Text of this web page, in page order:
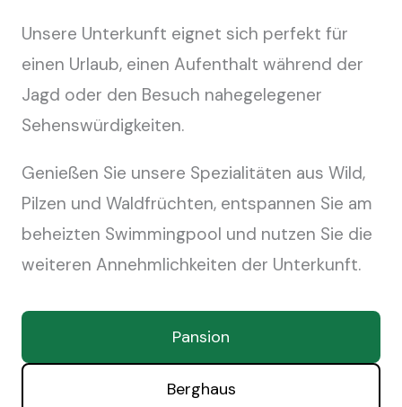
Unsere Unterkunft eignet sich perfekt für
einen Urlaub, einen Aufenthalt während der
Jagd oder den Besuch nahegelegener
Sehenswürdigkeiten.
Genießen Sie unsere Spezialitäten aus Wild,
Pilzen und Waldfrüchten, entspannen Sie am
beheizten Swimmingpool und nutzen Sie die
weiteren Annehmlichkeiten der Unterkunft.
Pansion
Berghaus